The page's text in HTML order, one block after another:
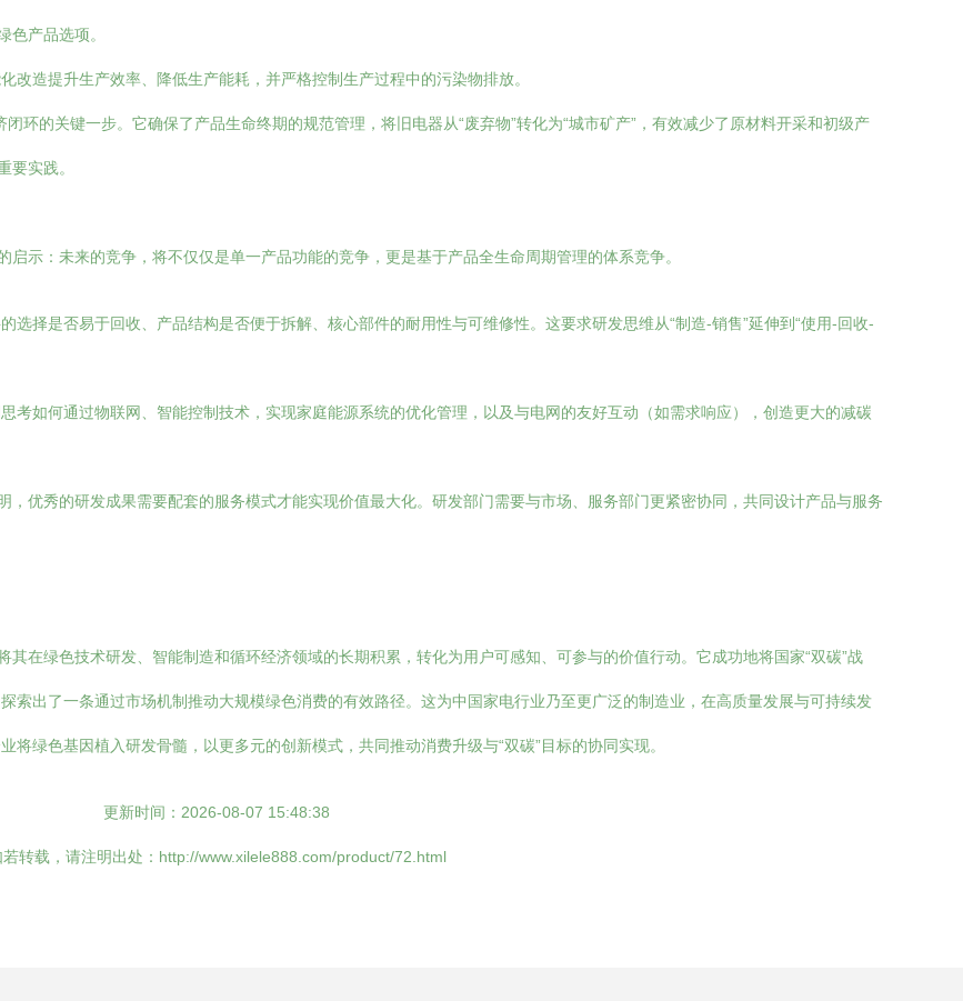
色产品选项。
改造提升生产效率、降低生产能耗，并严格控制生产过程中的污染物排放。
闭环的关键一步。它确保了产品生命终期的规范管理，将旧电器从“废弃物”转化为“城市矿产”，有效减少了原材料开采和初级产
要实践。
示：未来的竞争，将不仅仅是单一产品功能的竞争，更是基于产品全生命周期管理的体系竞争。
选择是否易于回收、产品结构是否便于拆解、核心部件的耐用性与可维修性。这要求研发思维从“制造-销售”延伸到“使用-回收-
考如何通过物联网、智能控制技术，实现家庭能源系统的优化管理，以及与电网的友好互动（如需求响应），创造更大的减碳
，优秀的研发成果需要配套的服务模式才能实现价值最大化。研发部门需要与市场、服务部门更紧密协同，共同设计产品与服务
其在绿色技术研发、智能制造和循环经济领域的长期积累，转化为用户可感知、可参与的价值行动。它成功地将国家“双碳”战
索出了一条通过市场机制推动大规模绿色消费的有效路径。这为中国家电行业乃至更广泛的制造业，在高质量发展与可持续发
绿色基因植入研发骨髓，以更多元的创新模式，共同推动消费升级与“双碳”目标的协同实现。
更新时间：2026-08-07 15:48:38
若转载，请注明出处：http://www.xilele888.com/product/72.html